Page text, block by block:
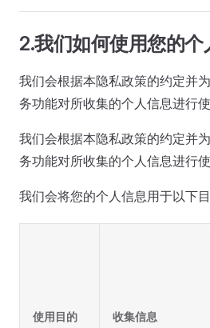
2.我们如何使用您的个
我们会根据本隐私政策的约定并
务功能对所收集的个人信息进行使
我们会根据本隐私政策的约定并
务功能对所收集的个人信息进行使
我们会将您的个人信息用于以下
使用目的 收集信息